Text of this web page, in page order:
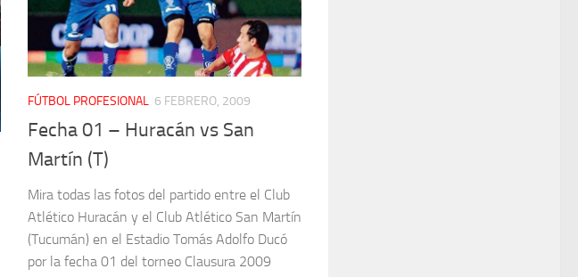
FÚTBOL PROFESIONAL 6 FEBRERO, 2009
Fecha 01 – Huracán vs San
Martín (T)
Mira todas las fotos del partido entre el Club
Atlético Huracán y el Club Atlético San Martín
(Tucumán) en el Estadio Tomás Adolfo Ducó
por la fecha 01 del torneo Clausura 2009